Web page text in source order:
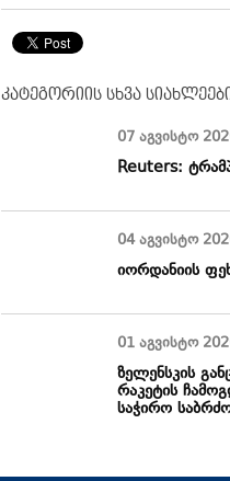
კატეგორიის სხვა
07 აგვისტო
Reuters:
04 აგვისტო
იორდანიის
01 აგვისტო
ზელენსკის
რაკეტის
საჭირო